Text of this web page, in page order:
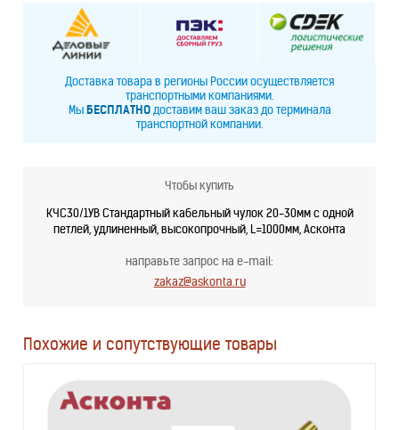
Доставка товара в регионы России осуществляется
транспортными компаниями.
МыБЕСПЛАТНОдоставим ваш заказ до терминала
транспортной компании.
Чтобы купить
КЧС30/1УВ Стандартный кабельный чулок 20-30мм с одной
петлей, удлиненный, высокопрочный, L=1000мм, Асконта
направьте запрос на e-mail:
zakaz@askonta.ru
Похожие и сопутствующие товары